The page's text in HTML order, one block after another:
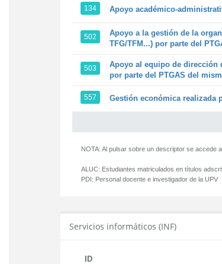
134 Apoyo académico-
502
Apoyo a la gestión de la
TFG/TFM...) por parte del
503
Apoyo al equipo de dirección
por parte del PTGAS del
557 Gestión económica realizada
NOTA: Al pulsar sobre un descriptor se accede
ALUC: Estudiantes matriculados en títulos
PDI: Personal docente e investigador de la UPV
Servicios informáticos (INF)
ID